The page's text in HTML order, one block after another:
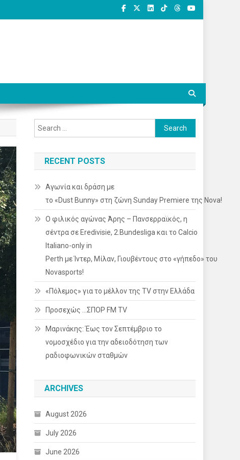
Search
for:
RECENT POSTS
Αγωνία και δράση με
το «Dust Bunny» στη ζώνη Sunday Premiere της Nova!
Ο φιλικός αγώνας Άρης – Πανσερραϊκός, η
σέντρα σε Eredivisie, 2.Bundesliga και το Calcio
Italiano-only in
Perth με Ίντερ, Μίλαν, Γιουβέντους στο «γήπεδο» του
Novasports!
«Πόλεμος» για το μέλλον της TV στην Ελλάδα
Προσεχώς …ΣΠΟΡ FM TV
Μαρινάκης: Έως τον Σεπτέμβριο το
νομοσχέδιο για την αδειοδότηση των
ραδιοφωνικών σταθμών
ARCHIVES
August 2026
July 2026
June 2026